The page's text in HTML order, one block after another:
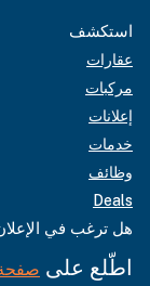
استكشف
عقارات
مركبات
إعلانات
خدمات
وظائف
Deals
هل ترغب في
اطّلع على صفحة